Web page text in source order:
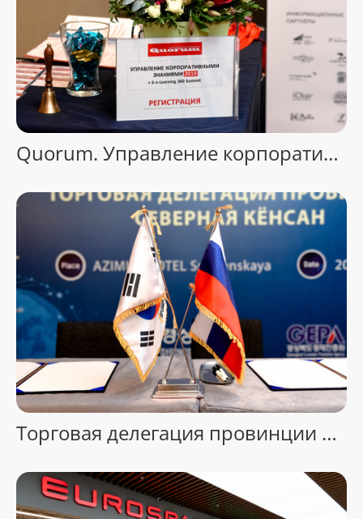
Quorum. Управление корпоративными знаниями
Торговая делегация провинции Северная Кёнсан. AZIMUT HOTEL, Москва